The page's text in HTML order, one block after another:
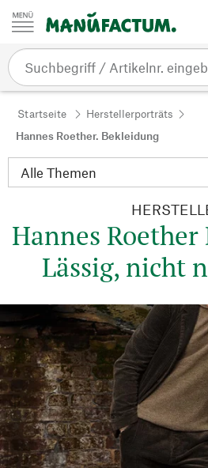
Zum Inhalt springen
Startseite
Herstellerporträts
Hannes Roether. Bekleidung
Hannes
Lässig, nicht